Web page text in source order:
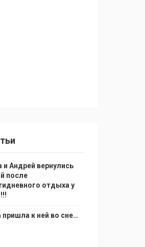
и Андрей вернулись
после
отдыха у
к ней во сне…